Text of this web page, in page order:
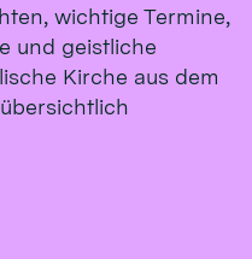
wichtige Termine,
und geistliche
Kirche aus dem